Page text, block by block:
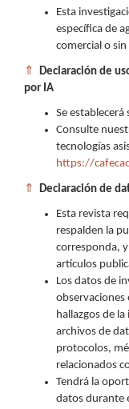
Esta
específica de
comercial o
⇑
Declaración de
por IA
Se establecerá
Consulte
tecnologías
https://
⇑ Declaración de
Esta revista
respalden la
corresponda,
artículos
Los datos de
observaciones
hallazgos de
archivos de
protocolos,
relacionados
Tendrá la
datos durante